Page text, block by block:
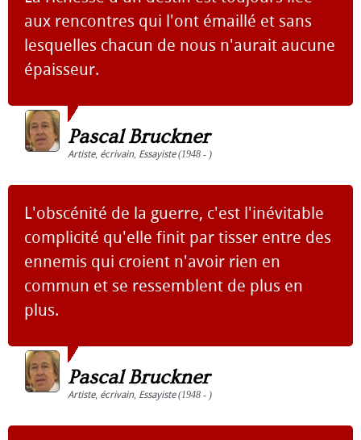
aux rencontres qui l'ont émaillé et sans
lesquelles chacun de nous n'aurait aucune
épaisseur.
Pascal Bruckner
Artiste, écrivain, Essayiste(1948 - )
L'obscénité de la guerre, c'est l'inévitable
complicité qu'elle finit par tisser entre des
ennemis qui croient n'avoir rien en
commun et se ressemblent de plus en
plus.
Pascal Bruckner
Artiste, écrivain, Essayiste(1948 - )